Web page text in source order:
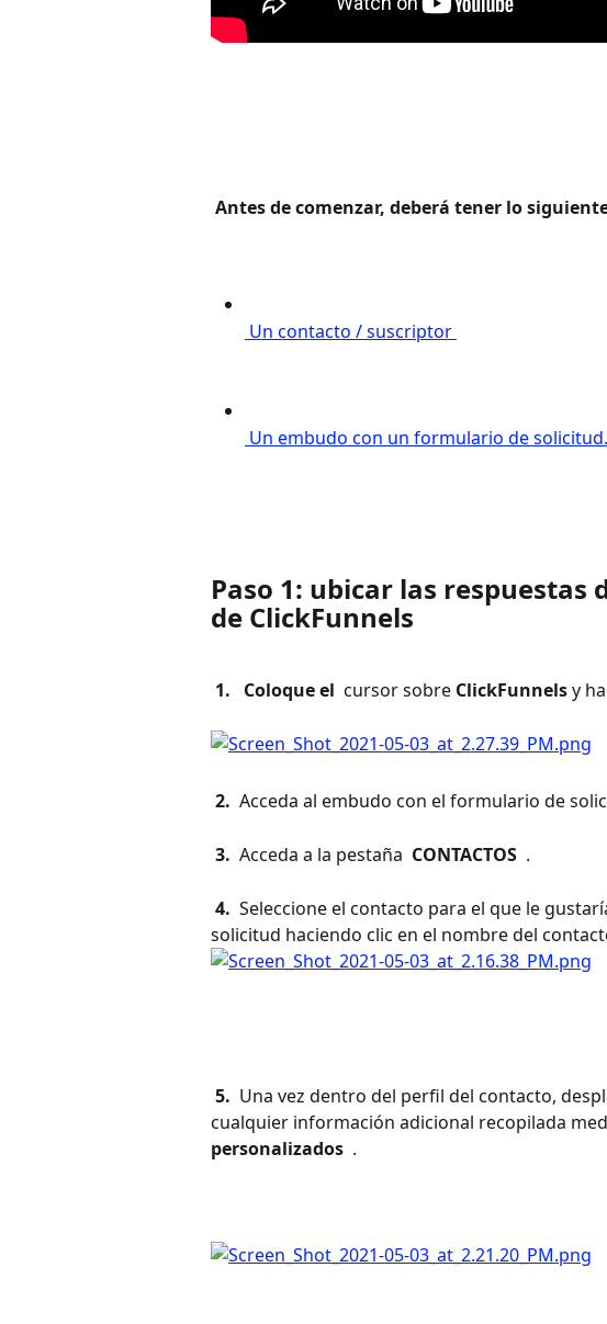
Antes de comenzar, deberá tener lo
Un contacto / suscriptor
Un embudo con un formulario de solicitud.
Paso 1: ubicar las respuestas
de ClickFunnels
1. Coloque el cursor sobre ClickFunnels y
2. Acceda al embudo con el formulario de
3. Acceda a la pestaña CONTACTOS .
4. Seleccione el contacto para el que le
solicitud haciendo clic en el nombre del
5. Una vez dentro del perfil del contacto,
cualquier información adicional recopilada
personalizados .